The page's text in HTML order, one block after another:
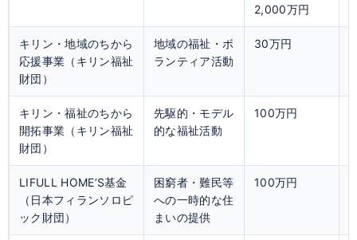
2,000万円
キリン・地域のちから
応援事業（キリン福祉
財団）
地域の福祉・ボ
ランティア活動
30万円
キリン・福祉のちから
開拓事業（キリン福祉
財団）
先駆的・モデル
的な福祉活動
100万円
LIFULL HOME’S基金
（日本フィランソロピ
ック財団）
困窮者・難民等
への一時的な住
まいの提供
100万円